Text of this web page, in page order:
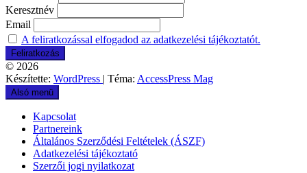
Keresztnév
Email
A feliratkozással elfogadod az adatkezelési tájékoztatót.
© 2026
Készítette: WordPress | Téma: AccessPress Mag
Alsó menü
Kapcsolat
Partnereink
Általános Szerződési Feltételek (ÁSZF)
Adatkezelési tájékoztató
Szerzői jogi nyilatkozat